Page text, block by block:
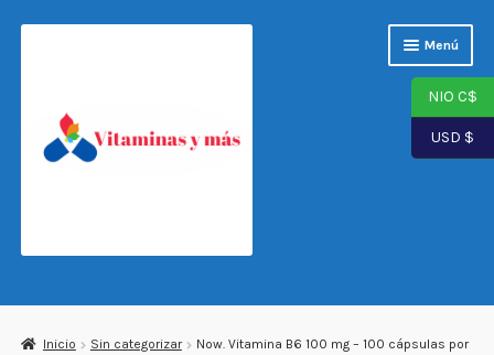
Menú
Inicio Sin categorizar
Now. Vitamina B6 100 mg – 100 cápsulas por
NIO C$
USD $